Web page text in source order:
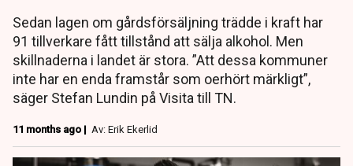
Sedan lagen om gårdsförsäljning trädde i kraft har
91 tillverkare fått tillstånd att sälja alkohol. Men
skillnaderna i landet är stora. ”Att dessa kommuner
inte har en enda framstår som oerhört märkligt”,
säger Stefan Lundin på Visita till TN.
11 months ago | Av: Erik Ekerlid